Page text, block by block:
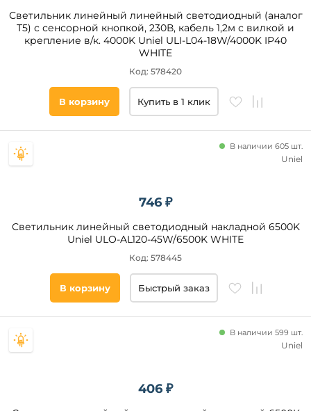
Светильник линейный линейный светодиодный (аналог
Т5) с сенсорной кнопкой, 230В, кабель 1,2м с вилкой и
крепление в/к. 4000K Uniel ULI-L04-18W/4000K IP40
WHITE
Код: 578420
В корзину Купить в 1 клик
746 ₽
Светильник линейный светодиодный накладной 6500K
Uniel ULO-AL120-45W/6500K WHITE
В наличии 605 шт.
Код: 578445
Uniel
В корзину Быстрый заказ
406 ₽
В наличии 599 шт.
Uniel